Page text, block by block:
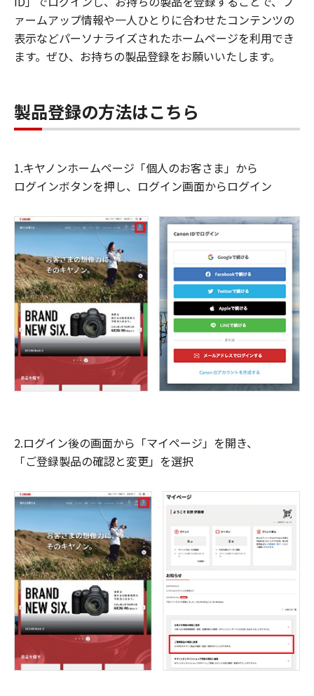
ァームアップ情報や一人ひとりに合わせたコンテンツの
表示などパーソナライズされたホームページを利用でき
ます。ぜひ、お持ちの製品登録をお願いいたします。
製品登録の方法はこちら
1.キヤノンホームページ「個人のお客さま」から
ログインボタンを押し、ログイン画面からログイン
2.ログイン後の画面から「マイページ」を開き、
「ご登録製品の確認と変更」を選択